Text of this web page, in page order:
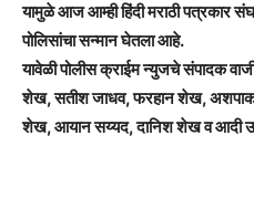
यामुळे आज आम्ही हिंदी मराठी पत्रकार
पोलिसांचा सन्मान घेतला आहे.
यावेळी पोलीस क्राईम न्युजचे संपादक
शेख, सतीश जाधव, फरहान शेख,
शेख, आयान सय्यद, दानिश शेख व आदी